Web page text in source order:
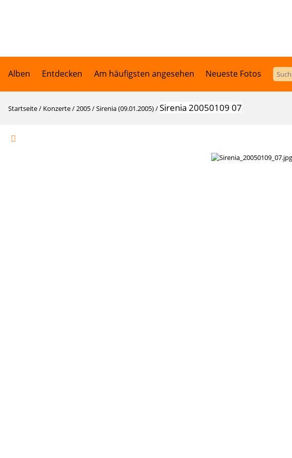
Alben Entdecken Am häufigsten angesehen Neueste Fotos
Startseite/ Konzerte/2005/Sirenia (09.01.2005)/Sirenia 20050109 07